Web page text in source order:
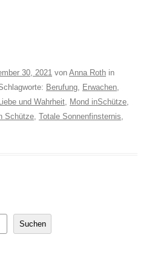
30, 2021 von Anna Roth in
Berufung, Erwachen,
und Wahrheit, Mond inSchütze,
Schütze, Totale Sonnenfinsternis,
Suchen